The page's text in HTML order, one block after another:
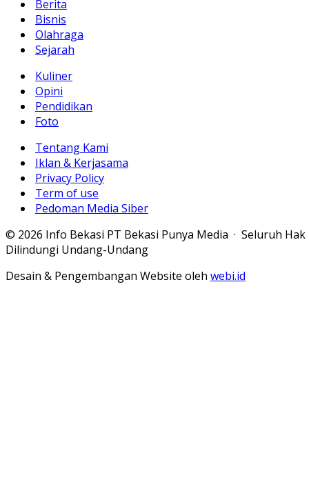
Berita
Bisnis
Olahraga
Sejarah
Kuliner
Opini
Pendidikan
Foto
Tentang Kami
Iklan & Kerjasama
Privacy Policy
Term of use
Pedoman Media Siber
© 2026 Info Bekasi PT Bekasi Punya Media · Seluruh Hak
Dilindungi Undang-Undang
Desain & Pengembangan Website oleh webi.id